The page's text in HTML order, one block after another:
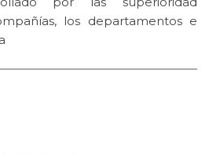
los departamentos e